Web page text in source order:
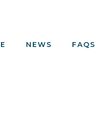
NEWS FAQS